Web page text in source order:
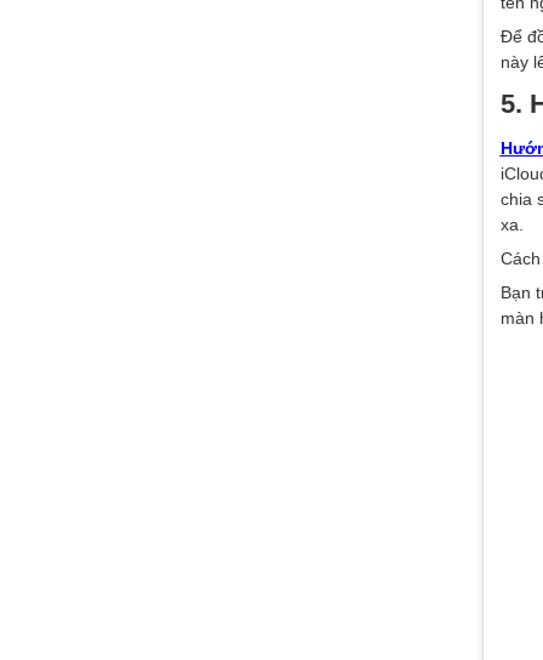
Để
này
5.
chia
xa.
Bạn
màn